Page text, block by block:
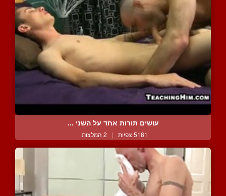
עושים תורות אחד על השני ...
5181 צפיות | 2 המלצות